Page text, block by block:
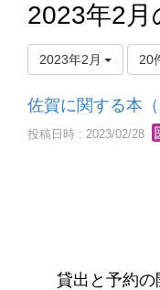
2023年2月
2023年2月 20
佐賀に関する本
投稿日時 : 2023/02/28
貸出と予約の